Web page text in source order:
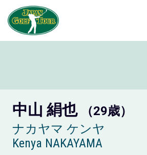
中山 絹也
（29歳）
ナカヤマ ケンヤ
Kenya NAKAYAMA